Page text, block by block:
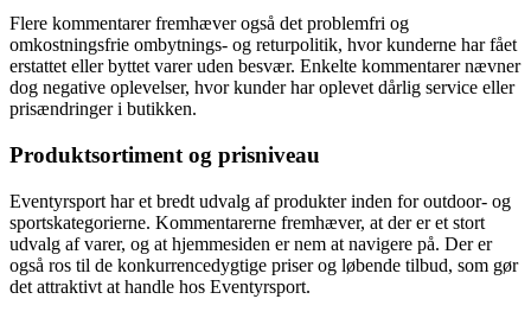
Flere kommentarer fremhæver også det problemfri og
omkostningsfrie ombytnings- og returpolitik, hvor kunderne har fået
erstattet eller byttet varer uden besvær. Enkelte kommentarer nævner
dog negative oplevelser, hvor kunder har oplevet dårlig service eller
prisændringer i butikken.
Produktsortiment og prisniveau
Eventyrsport har et bredt udvalg af produkter inden for outdoor- og
sportskategorierne. Kommentarerne fremhæver, at der er et stort
udvalg af varer, og at hjemmesiden er nem at navigere på. Der er
også ros til de konkurrencedygtige priser og løbende tilbud, som gør
det attraktivt at handle hos Eventyrsport.